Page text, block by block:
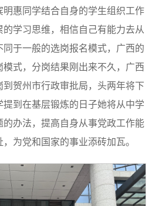
明惠同学结合自身的学生组织工作
学习思维，相信自己有能力去从
于一般的选岗报名模式，广西的
式，分岗结果刚出来不久，广西
到贺州市行政审批局，头两年将下
到在基层锻炼的日子她将从中学
的办法，提高自身从事党政工作能
为党和国家的事业添砖加瓦。